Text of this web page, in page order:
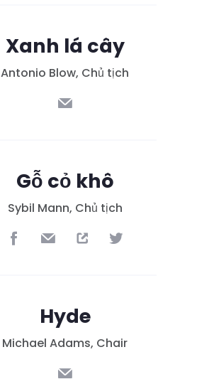
Xanh lá cây
Antonio Blow, Chủ tịch
Gỗ cỏ khô
Sybil Mann, Chủ tịch
Hyde
Michael Adams, Chair